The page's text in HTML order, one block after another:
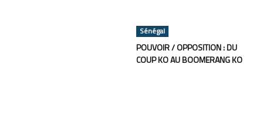
Sénégal
POUVOIR / OPPOSITION : DU
COUP KO AU BOOMERANG KO